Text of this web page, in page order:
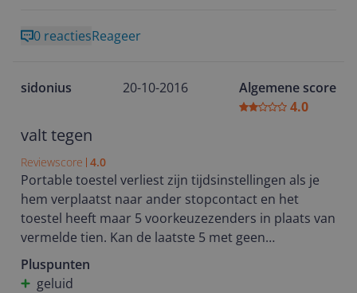
0 reactiesReageer
sidonius 20-10-2016
Algemene score
4.0
valt tegen
Reviewscore 4.0
Portable toestel verliest zijn tijdsinstellingen als je
hem verplaatst naar ander stopcontact en het
toestel heeft maar 5 voorkeuzezenders in plaats van
vermelde tien. Kan de laatste 5 met geen
mogelijkheid in de afstandsbediening krijgen. Lijkt
gewoon geen mogelijkheid voor
Pluspunten
geluid